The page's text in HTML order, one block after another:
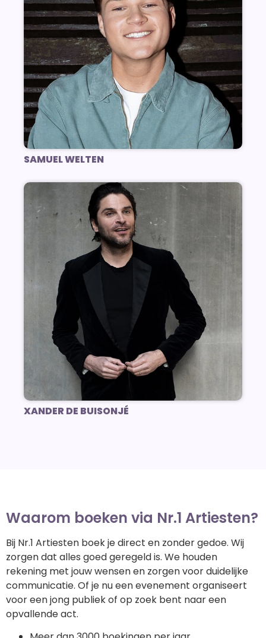
SAMUEL WELTEN
XANDER DE BUISONJÉ
Waarom boeken via Nr.1 Artiesten?
Bij Nr.1 Artiesten boek je direct en zonder gedoe. Wij
zorgen dat alles goed geregeld is. We houden
rekening met jouw wensen en zorgen voor duidelijke
communicatie. Of je nu een evenement organiseert
voor een jong publiek of op zoek bent naar een
opvallende act.